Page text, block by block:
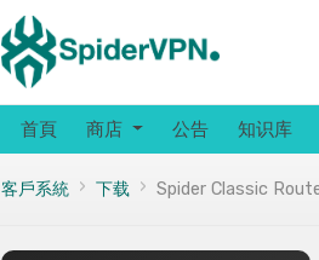
首頁 商店 公告 知识库
客戶系統 下载 Spider Classic